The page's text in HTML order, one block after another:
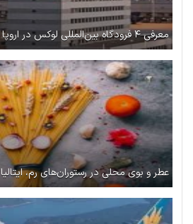
معرفی ۴ فرودگاه بین‌المللی لوکس در اروپا
عطر و بوی محلی در رستوران‌های رم، ایتالیا